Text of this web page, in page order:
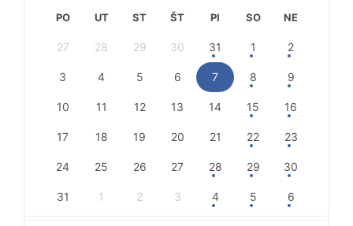
PO UT ST ŠT PI SO NE
27 28 29 30 31 1 2
3 4 5 6 7 8 9
10 11 12 13 14 15 16
17 18 19 20 21 22 23
24 25 26 27 28 29 30
31 1 2 3 4 5 6